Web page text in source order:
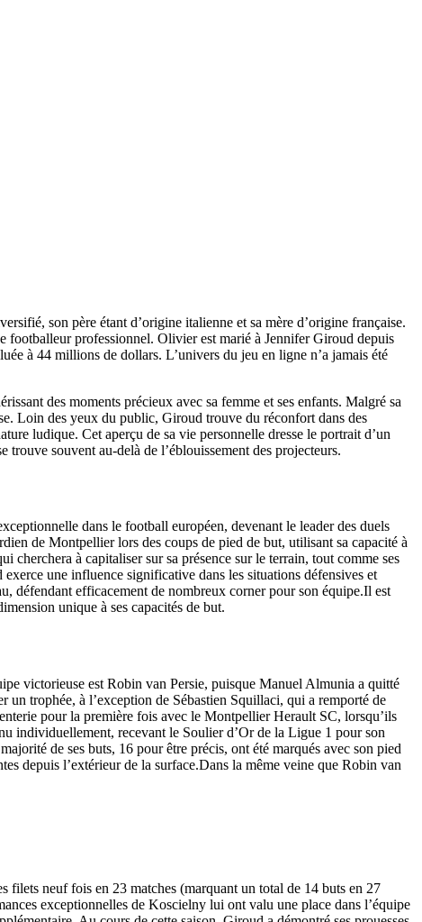
son père étant d’origine italienne et sa mère d’origine française.
footballeur professionnel. Olivier est marié à Jennifer Giroud depuis
à 44 millions de dollars. L’univers du jeu en ligne n’a jamais été
des moments précieux avec sa femme et ses enfants. Malgré sa
Loin des yeux du public, Giroud trouve du réconfort dans des
ludique. Cet aperçu de sa vie personnelle dresse le portrait d’un
souvent au-delà de l’éblouissement des projecteurs.
dans le football européen, devenant le leader des duels
de Montpellier lors des coups de pied de but, utilisant sa capacité à
cherchera à capitaliser sur sa présence sur le terrain, tout comme ses
une influence significative dans les situations défensives et
défendant efficacement de nombreux corner pour son équipe.Il est
unique à ses capacités de but.
victorieuse est Robin van Persie, puisque Manuel Almunia a quitté
un trophée, à l’exception de Sébastien Squillaci, qui a remporté de
pour la première fois avec le Montpellier Herault SC, lorsqu’ils
individuellement, recevant le Soulier d’Or de la Ligue 1 pour son
de ses buts, 16 pour être précis, ont été marqués avec son pied
depuis l’extérieur de la surface.Dans la même veine que Robin van
neuf fois en 23 matches (marquant un total de 14 buts en 27
exceptionnelles de Koscielny lui ont valu une place dans l’équipe